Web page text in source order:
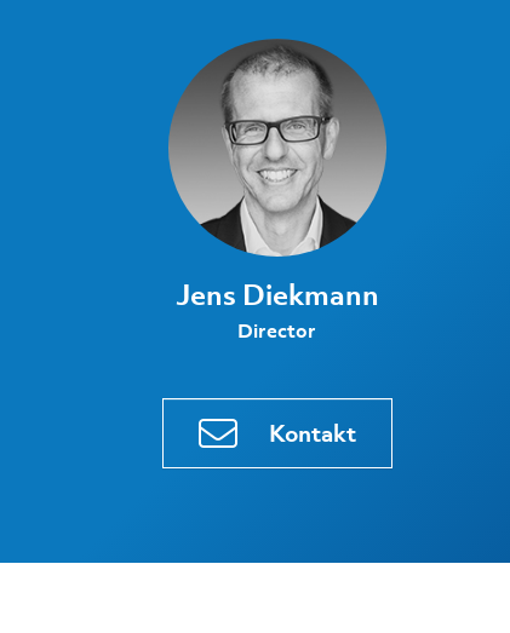
Jens Diekmann
Director
Kontakt